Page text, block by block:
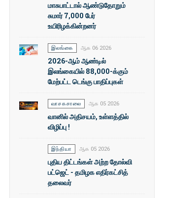
மாசுபாட்டால் ஆண்டுதோறும்
சுமார் 7,000 பேர்
உயிரிழக்கின்றனர்
இலங்கை ஆக 06 2026
2026-ஆம் ஆண்டில்
இலங்கையில் 88,000-க்கும்
மேற்பட்ட டெங்கு பாதிப்புகள்
வாசகசாலை ஆக 05 2026
வானில் அதிசயம், உள்ளத்தில்
விழிப்பு !
இந்தியா ஆக 05 2026
புதிய திட்டங்கள் அற்ற தோல்வி
பட்ஜெட் - தமிழக எதிர்கட்சித்
தலைவர்